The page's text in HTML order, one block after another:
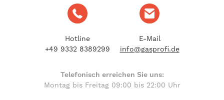
Hotline
+49 9332 8389299
E-Mail
info@gasprofi.de
Telefonisch erreichen Sie uns:
Montag bis Freitag 09:00 bis 22:00 Uhr